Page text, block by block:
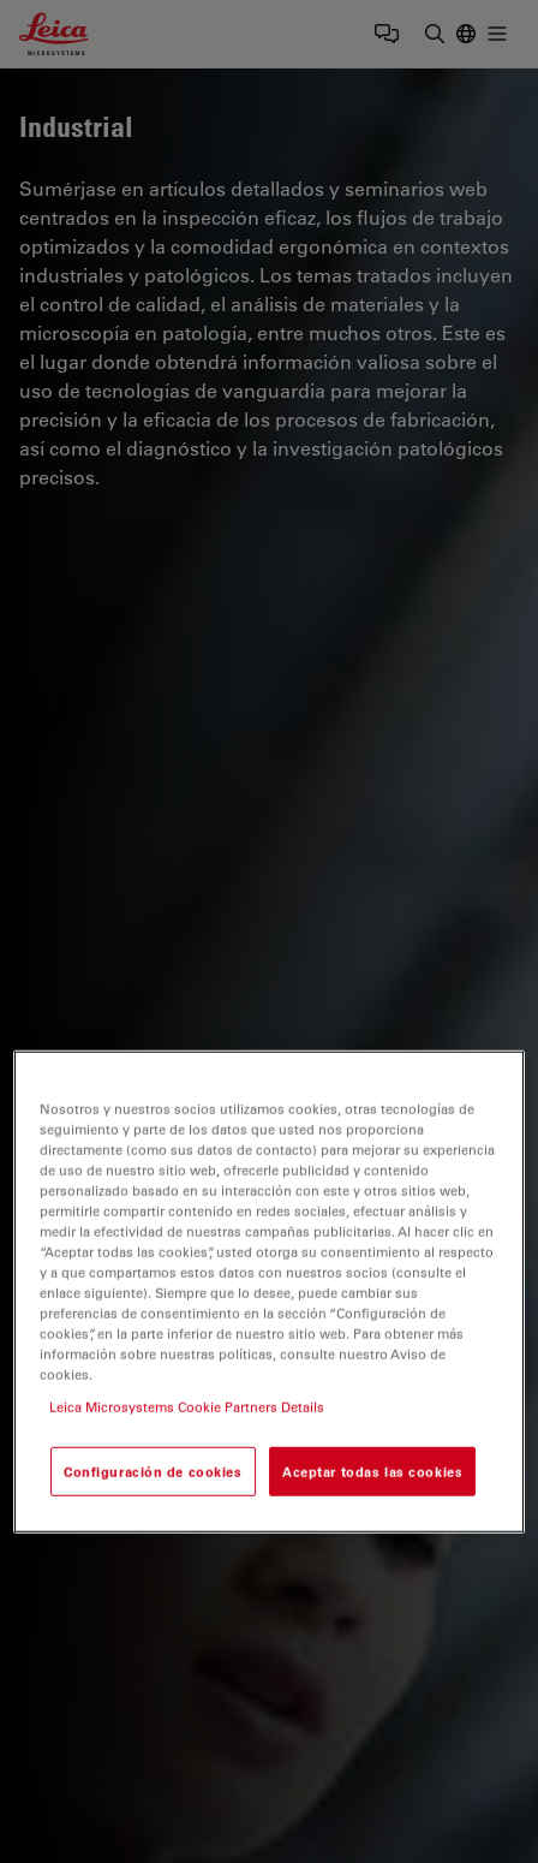
Leica Microsystems Logo
Industrial
Sumérjase en artículos detallados y seminarios web
centrados en la inspección eficaz, los flujos de trabajo
optimizados y la comodidad ergonómica en contextos
industriales y patológicos. Los temas tratados incluyen
el control de calidad, el análisis de materiales y la
microscopía en patología, entre muchos otros. Este es
el lugar donde obtendrá información valiosa sobre el
uso de tecnologías de vanguardia para mejorar la
precisión y la eficacia de los procesos de fabricación,
así como el diagnóstico y la investigación patológicos
precisos.
Nosotros y nuestros socios utilizamos cookies, otras tecnologías de
seguimiento y parte de los datos que usted nos proporciona
directamente (como sus datos de contacto) para mejorar su experiencia
de uso de nuestro sitio web, ofrecerle publicidad y contenido
personalizado basado en su interacción con este y otros sitios web,
permitirle compartir contenido en redes sociales, efectuar análisis y
medir la efectividad de nuestras campañas publicitarias. Al hacer clic en
“Aceptar todas las cookies”, usted otorga su consentimiento al respecto
y a que compartamos estos datos con nuestros socios (consulte el
enlace siguiente). Siempre que lo desee, puede cambiar sus
preferencias de consentimiento en la sección “Configuración de
cookies”, en la parte inferior de nuestro sitio web. Para obtener más
información sobre nuestras políticas, consulte nuestro Aviso de
cookies.
Leica Microsystems Cookie Partners Details
Configuración de cookies Aceptar todas las cookies